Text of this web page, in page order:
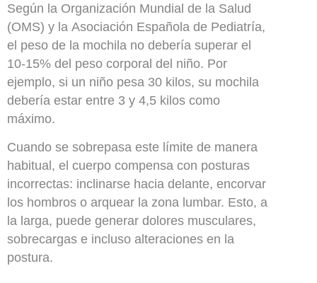
Según la Organización Mundial de la Salud
(OMS) y la Asociación Española de Pediatría,
el peso de la mochila no debería superar el
10-15% del peso corporal del niño. Por
ejemplo, si un niño pesa 30 kilos, su mochila
debería estar entre 3 y 4,5 kilos como
máximo.
Cuando se sobrepasa este límite de manera
habitual, el cuerpo compensa con posturas
incorrectas: inclinarse hacia delante, encorvar
los hombros o arquear la zona lumbar. Esto, a
la larga, puede generar dolores musculares,
sobrecargas e incluso alteraciones en la
postura.